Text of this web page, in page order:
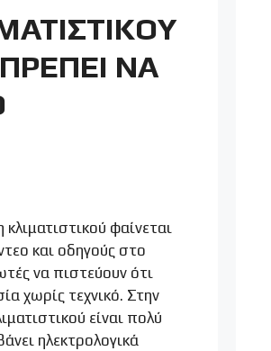
ΝΑ
φαίνεται
και οδηγούς στο
να πιστεύουν ότι
χωρίς τεχνικό. Στην
είναι πολύ
ηλεκτρολογικά